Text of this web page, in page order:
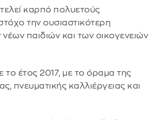
καρπό πολυετούς
την ουσιαστικότερη
νέων παιδιών και των οικογενειών
έτος 2017, με το όραμα της
πνευματικής καλλιέργειας και